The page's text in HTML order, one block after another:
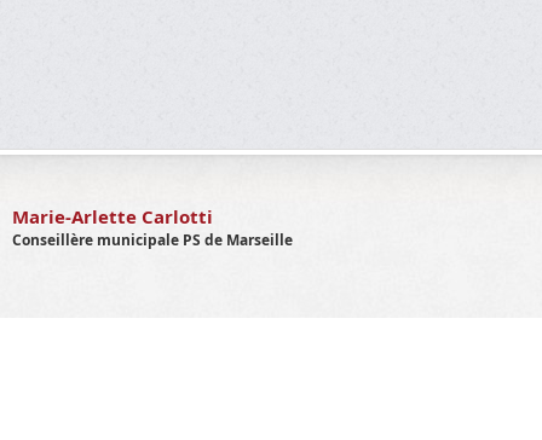
Marie-Arlette Carlotti
Conseillère municipale PS de Marseille